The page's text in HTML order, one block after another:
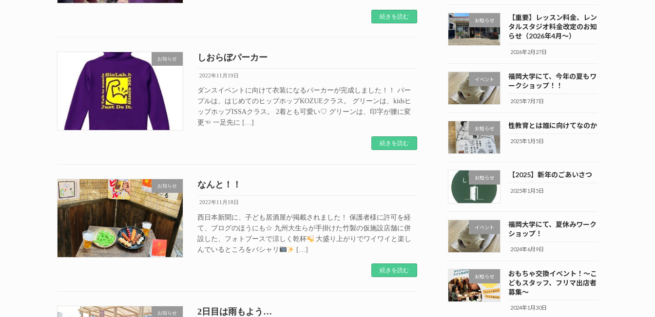
続きを読む
お知らせ しおらぼパーカー
2022年11月19日
ダンスイベントに向けて衣装になるパーカーが完成しました！！ パー
プルは、はじめてのヒップホップKOZUEクラス。 グリーンは、kidsヒ
ップホップISSAクラス。 2着とも可愛い♡ グリーンは、印字が腰に変
更☜ 一足先に […]
続きを読む
お知らせ なんと！！
2022年11月18日
西日本新聞に、子ども居酒屋が掲載されました！ 保護者様に許可を経
て、ブログのほうにも☆ 九州大生らが手掛けた竹製の仮施設店舗に併
設した、フォトブースで涼しく乾杯
大盛り上がりでワイワイと楽し
んでいるところをパシャリ
[…]
続きを読む
お知らせ 2日目は雨もよう…
お知らせ
【重要】レッスン料金、レン
タルスタジオ料金改定のお知
らせ（2026年4月～）
2026年2月27日
イベント
福岡大学にて、今年の夏もワ
ークショップ！！
2025年7月7日
お知らせ 性教育とは誰に向けてなのか
2025年1月5日
お知らせ 【2025】新年のごあいさつ
2025年1月5日
イベント
福岡大学にて、夏休みワーク
ショップ！
2024年6月9日
お知らせ
おもちゃ交換イベント！～こ
どもスタッフ、フリマ出店者
募集～
2024年1月30日